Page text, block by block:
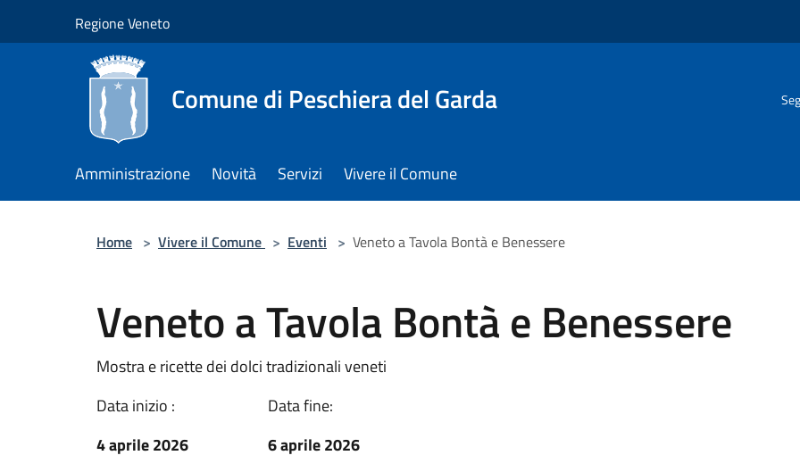
Regione Veneto
Comune di Peschiera del Garda
Amministrazione Novità Servizi Vivere il Comune
Home > Vivere il Comune > Eventi > Veneto a Tavola Bontà e Benessere
Veneto a Tavola Bontà e Benessere
Mostra e ricette dei dolci tradizionali veneti
Data inizio :
4 aprile 2026
Data fine:
6 aprile 2026